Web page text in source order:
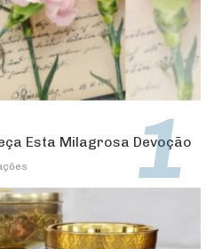
Esta Milagrosa Devoção